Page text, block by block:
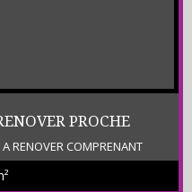
PROCHE
RENOVER COMPRENANT
340 M2 ENV AVEC TOUR -
– GRAND SEJOUR – CUISINE